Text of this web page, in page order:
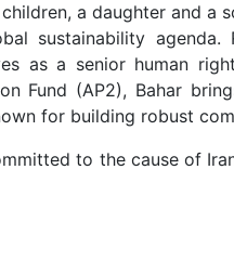
a daughter and a
sustainability
as a senior human
Fund (AP2), Bahar
for building robust
to the cause of